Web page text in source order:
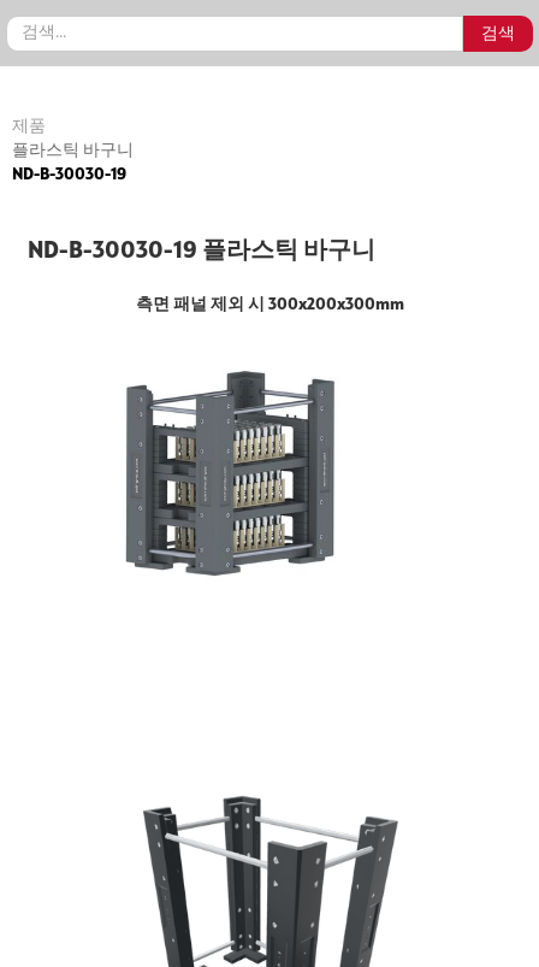
제품
플라스틱 바구니
ND-B-30030-19
ND-B-30030-19 플라스틱 바구니
측면 패널 제외 시 300x200x300mm